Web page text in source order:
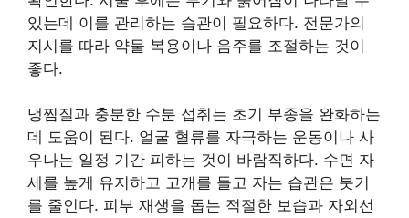
있는데 이를 관리하는 습관이 필요하다. 전문가의
지시를 따라 약물 복용이나 음주를 조절하는 것이
좋다.
냉찜질과 충분한 수분 섭취는 초기 부종을 완화하는
데 도움이 된다. 얼굴 혈류를 자극하는 운동이나 사
우나는 일정 기간 피하는 것이 바람직하다. 수면 자
세를 높게 유지하고 고개를 들고 자는 습관은 붓기
를 줄인다. 피부 재생을 돕는 적절한 보습과 자외선